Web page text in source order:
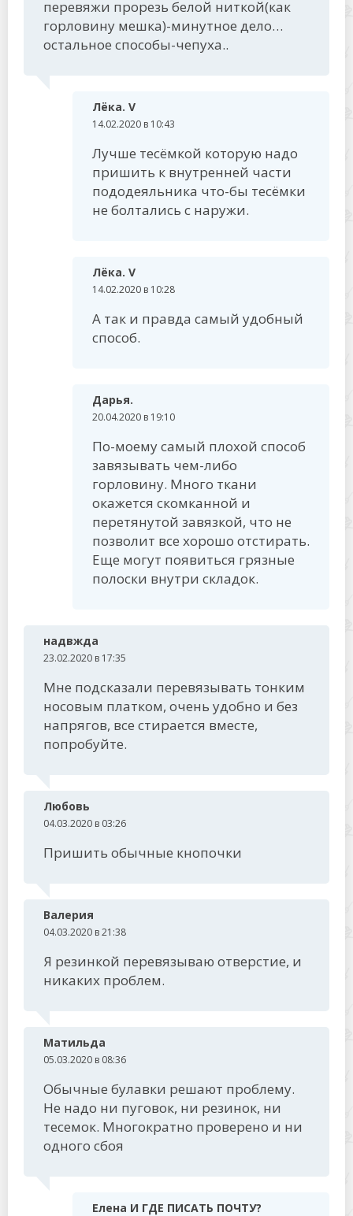
перевяжи прорезь белой ниткой(как
горловину мешка)-минутное дело…
остальное способы-чепуха..
Лёка. V
14.02.2020 в 10:43
Лучше тесёмкой которую надо
пришить к внутренней части
пододеяльника что-бы тесёмки
не болтались с наружи.
Лёка. V
14.02.2020 в 10:28
А так и правда самый удобный
способ.
Дарья.
20.04.2020 в 19:10
По-моему самый плохой способ
завязывать чем-либо
горловину. Много ткани
окажется скомканной и
перетянутой завязкой, что не
позволит все хорошо отстирать.
Еще могут появиться грязные
полоски внутри складок.
надвжда
23.02.2020 в 17:35
Мне подсказали перевязывать тонким
носовым платком, очень удобно и без
напрягов, все стирается вместе,
попробуйте.
Любовь
04.03.2020 в 03:26
Пришить обычные кнопочки
Валерия
04.03.2020 в 21:38
Я резинкой перевязываю отверстие, и
никаких проблем.
Матильда
05.03.2020 в 08:36
Обычные булавки решают проблему.
Не надо ни пуговок, ни резинок, ни
тесемок. Многократно проверено и ни
одного сбоя
Елена И ГДЕ ПИСАТЬ ПОЧТУ?